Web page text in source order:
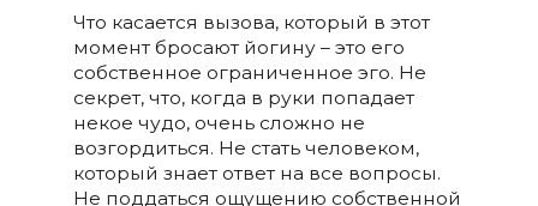
Что касается вызова, который в этот
момент бросают йогину – это его
собственное ограниченное эго. Не
секрет, что, когда в руки попадает
некое чудо, очень сложно не
возгордиться. Не стать человеком,
который знает ответ на все вопросы.
Не поддаться ощущению собственной